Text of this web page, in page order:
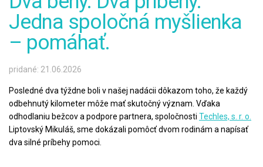
Jedna spoločná myšlienka
– pomáhať.
pridané: 21.06.2026
Posledné dva týždne boli v našej nadácii dôkazom toho, že každý
odbehnutý kilometer môže mať skutočný význam. Vďaka
odhodlaniu bežcov a podpore partnera, spoločnosti Techles, s. r. o.
Liptovský Mikuláš, sme dokázali pomôcť dvom rodinám a napísať
dva silné príbehy pomoci.